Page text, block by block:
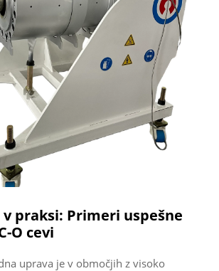
praksi: Primeri uspešne
O cevi
uprava je v območjih z visoko